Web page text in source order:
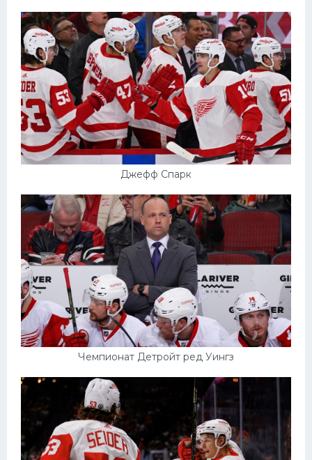
Джефф Спарк
Чемпионат Детройт ред Уингз